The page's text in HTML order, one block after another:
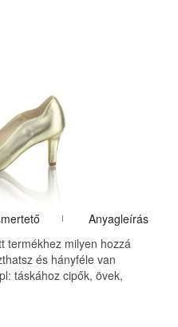
Anyagleírás
termékhez milyen hozzá
és hányféle van
táskához cipők, övek,